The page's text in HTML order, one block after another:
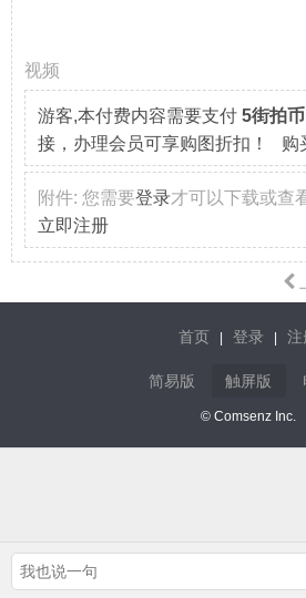
视频
游客,本付费内容需要支付 5街拍币
接，办理会员可享购图折扣！ 购
附件: 您需要登录才可以下载或查
立即注册
首页 登录 注
简易版 触屏版
© Comsenz Inc.